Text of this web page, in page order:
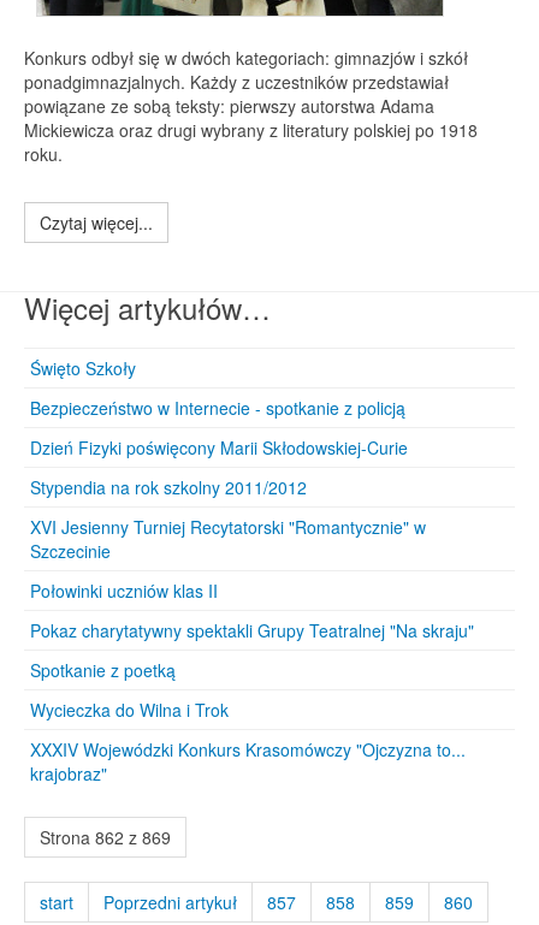
Konkurs odbył się w dwóch kategoriach: gimnazjów i szkół
ponadgimnazjalnych. Każdy z uczestników przedstawiał
powiązane ze sobą teksty: pierwszy autorstwa Adama
Mickiewicza oraz drugi wybrany z literatury polskiej po 1918
roku.
Czytaj więcej...
Więcej artykułów…
Święto Szkoły
Bezpieczeństwo w Internecie - spotkanie z policją
Dzień Fizyki poświęcony Marii Skłodowskiej-Curie
Stypendia na rok szkolny 2011/2012
XVI Jesienny Turniej Recytatorski "Romantycznie" w
Szczecinie
Połowinki uczniów klas II
Pokaz charytatywny spektakli Grupy Teatralnej "Na skraju"
Spotkanie z poetką
Wycieczka do Wilna i Trok
XXXIV Wojewódzki Konkurs Krasomówczy "Ojczyzna to...
krajobraz"
Strona 862 z 869
start Poprzedni artykuł 857 858 859 860